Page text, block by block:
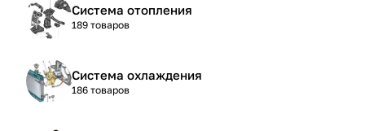
Система отопления
189 товаров
Система охлаждения
186 товаров